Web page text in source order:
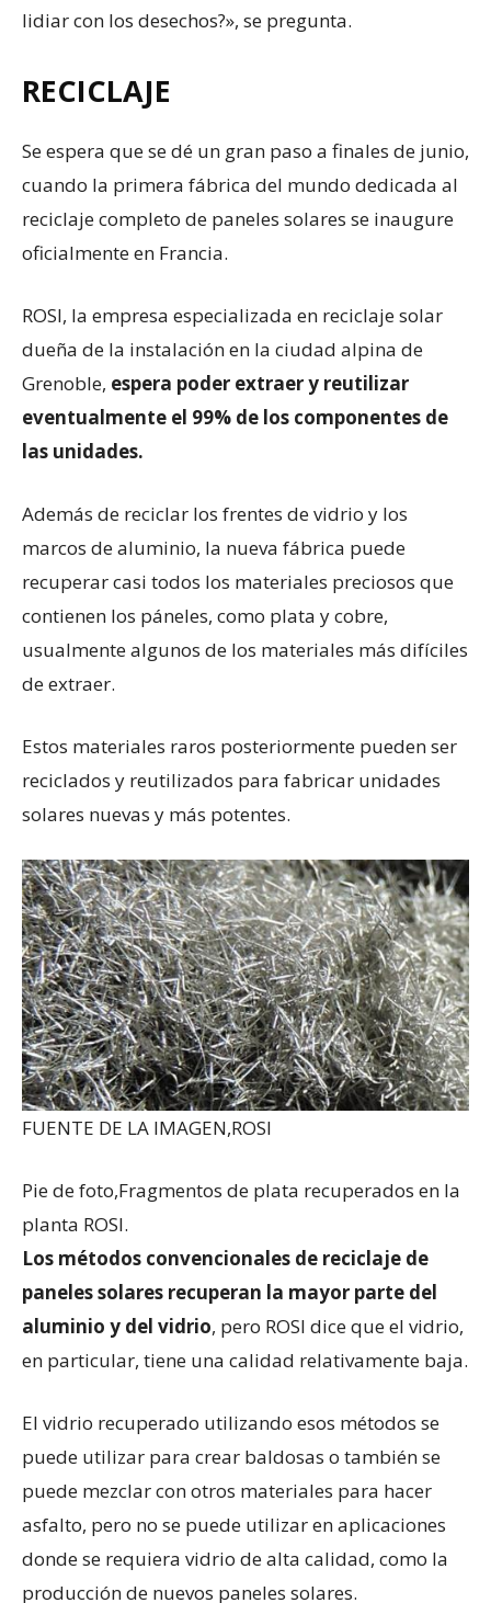
lidiar con los desechos?», se pregunta.
RECICLAJE
Se espera que se dé un gran paso a finales de junio,
cuando la primera fábrica del mundo dedicada al
reciclaje completo de paneles solares se inaugure
oficialmente en Francia.
ROSI, la empresa especializada en reciclaje solar
dueña de la instalación en la ciudad alpina de
Grenoble, espera poder extraer y reutilizar
eventualmente el 99% de los componentes de
las unidades.
Además de reciclar los frentes de vidrio y los
marcos de aluminio, la nueva fábrica puede
recuperar casi todos los materiales preciosos que
contienen los páneles, como plata y cobre,
usualmente algunos de los materiales más difíciles
de extraer.
Estos materiales raros posteriormente pueden ser
reciclados y reutilizados para fabricar unidades
solares nuevas y más potentes.
FUENTE DE LA IMAGEN,ROSI
Pie de foto,Fragmentos de plata recuperados en la
planta ROSI.
Los métodos convencionales de reciclaje de
paneles solares recuperan la mayor parte del
aluminio y del vidrio, pero ROSI dice que el vidrio,
en particular, tiene una calidad relativamente baja.
El vidrio recuperado utilizando esos métodos se
puede utilizar para crear baldosas o también se
puede mezclar con otros materiales para hacer
asfalto, pero no se puede utilizar en aplicaciones
donde se requiera vidrio de alta calidad, como la
producción de nuevos paneles solares.